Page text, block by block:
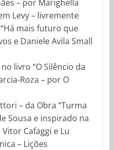
– por Marighella
Levy – livremente
mais futuro que
e Daniele Avila Small
livro “O Silêncio da
Roza – por O
– da Obra “Turma
Sousa e inspirado na
Cafaggi e Lu
– Lições